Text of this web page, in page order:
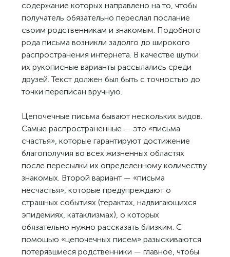
содержание которых направлено на то, чтобы
получатель обязательно переслал послание
своим родственникам и знакомым. Подобного
рода письма возникли задолго до широкого
распространения интернета. В качестве шутки
их рукописные варианты рассылались среди
друзей. Текст должен был быть с точностью до
точки переписан вручную.
Цепочечные письма бывают нескольких видов.
Самые распространенные — это «письма
счастья», которые гарантируют достижение
благополучия во всех жизненных областях
после пересылки их определенному количеству
знакомых. Второй вариант — «письма
несчастья», которые предупреждают о
страшных событиях (терактах, надвигающихся
эпидемиях, катаклизмах), о которых
обязательно нужно рассказать близким. С
помощью «цепочечных писем» разыскиваются
потерявшиеся родственники — главное, чтобы